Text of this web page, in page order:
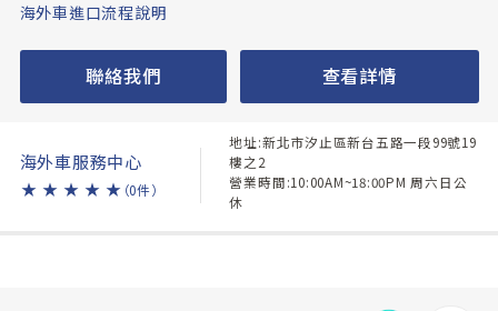
海外車進口流程說明
聯絡我們 查看詳情
海外車服務中心
★ ★ ★ ★ ★ （0件）
地址:新北市汐止區新台五路一段99號19
樓之2
營業時間:10:00AM~18:00PM 周六日公
休